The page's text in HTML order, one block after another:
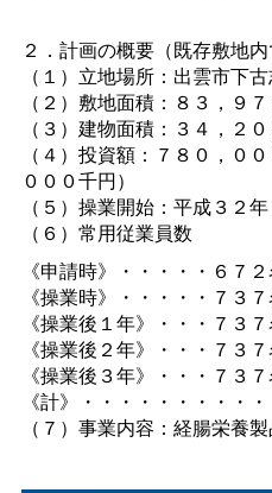
２．計画の概要（既存敷地内
（１）立地場所：出雲市下
（２）敷地面積：８３，９
（３）建物面積：３４，２
（４）投資額：７８０，０
０００千円）
（５）操業開始：平成３２
（６）常用従業員数
《申請時》・・・・・６７２
《操業時》・・・・・７３７
《操業後１年》・・・７３７
《操業後２年》・・・７３７
《操業後３年》・・・７３７
《計》・・・・・・・・・・
（７）事業内容：経腸栄養